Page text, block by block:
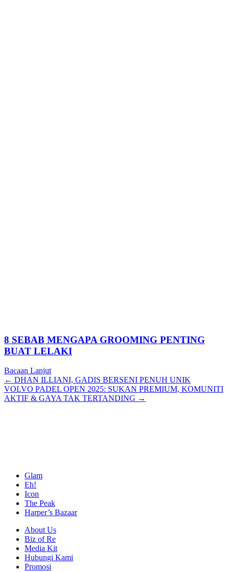
8 SEBAB MENGAPA GROOMING PENTING
BUAT LELAKI
Bacaan Lanjut
Posts
navigation
← DHAN ILLIANI, GADIS BERSENI PENUH UNIK
VOLVO PADEL OPEN 2025: SUKAN PREMIUM, KOMUNITI
AKTIF & GAYA TAK TERTANDING →
Glam
Eh!
Icon
The Peak
Harper’s Bazaar
About Us
Biz of Re
Media Kit
Hubungi Kami
Promosi